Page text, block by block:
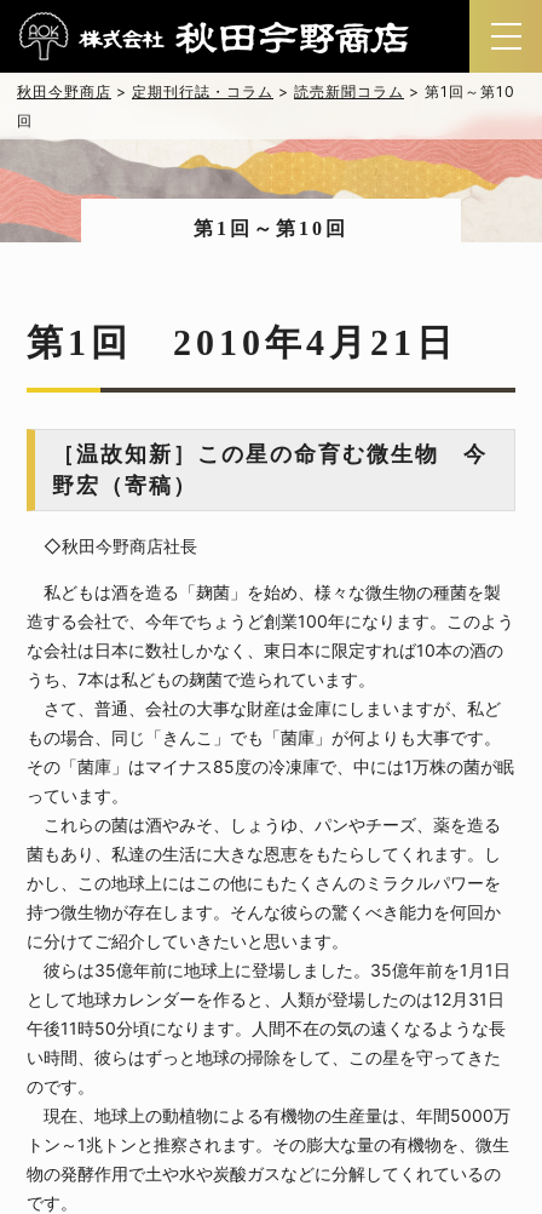
秋田今野商店 > 定期刊行誌・コラム > 読売新聞コラム > 第1回～第10
回
第1回～第10回
第1回 2010年4月21日
［温故知新］この星の命育む微生物 今
野宏（寄稿）
◇秋田今野商店社長
私どもは酒を造る「麹菌」を始め、様々な微生物の種菌を製
造する会社で、今年でちょうど創業100年になります。このよう
な会社は日本に数社しかなく、東日本に限定すれば10本の酒の
うち、7本は私どもの麹菌で造られています。
さて、普通、会社の大事な財産は金庫にしまいますが、私ど
もの場合、同じ「きんこ」でも「菌庫」が何よりも大事です。
その「菌庫」はマイナス85度の冷凍庫で、中には1万株の菌が眠
っています。
これらの菌は酒やみそ、しょうゆ、パンやチーズ、薬を造る
菌もあり、私達の生活に大きな恩恵をもたらしてくれます。し
かし、この地球上にはこの他にもたくさんのミラクルパワーを
持つ微生物が存在します。そんな彼らの驚くべき能力を何回か
に分けてご紹介していきたいと思います。
彼らは35億年前に地球上に登場しました。35億年前を1月1日
として地球カレンダーを作ると、人類が登場したのは12月31日
午後11時50分頃になります。人間不在の気の遠くなるような長
い時間、彼らはずっと地球の掃除をして、この星を守ってきた
のです。
現在、地球上の動植物による有機物の生産量は、年間5000万
トン～1兆トンと推察されます。その膨大な量の有機物を、微生
物の発酵作用で土や水や炭酸ガスなどに分解してくれているの
です。